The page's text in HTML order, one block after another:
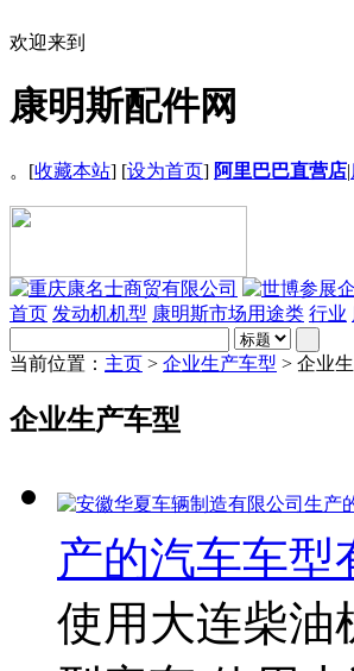
欢迎来到
康明斯配件网
。[收藏本站] [设为首页] 阿里巴巴直营店|
首页 发动机机型 康明斯市场用途类 行业
当前位置： 主页 > 企业生产车型 > 企业
企业生产车型
产的汽车车型
使用大连柴油